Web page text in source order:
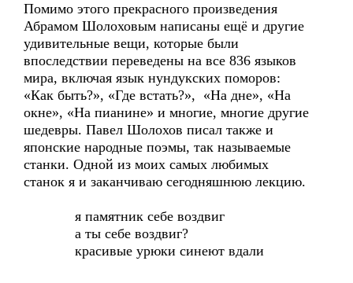
Помимо этого прекрасного произведения
Абрамом Шолоховым написаны ещё и другие
удивительные вещи, которые были
впоследствии переведены на все 836 языков
мира, включая язык нундукских поморов:
«Как быть?», «Где встать?», «На дне», «На
окне», «На пианине» и многие, многие другие
шедевры. Павел Шолохов писал также и
японские народные поэмы, так называемые
станки. Одной из моих самых любимых
станок я и заканчиваю сегодняшнюю лекцию.
я памятник себе воздвиг
а ты себе воздвиг?
красивые урюки синеют вдали